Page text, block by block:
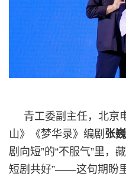
青工委副主任，北京
山》《梦华录》编剧 张巍
剧向短”的“不服气”里，
短剧共好”——这句期盼